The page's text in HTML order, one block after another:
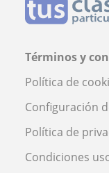
Términos y
Política de
Configuración
Política de
Condiciones